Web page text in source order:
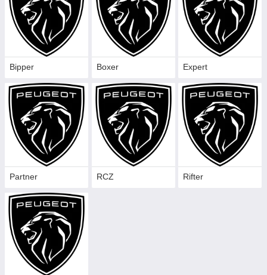
Bipper Boxer Expert
Partner RCZ Rifter